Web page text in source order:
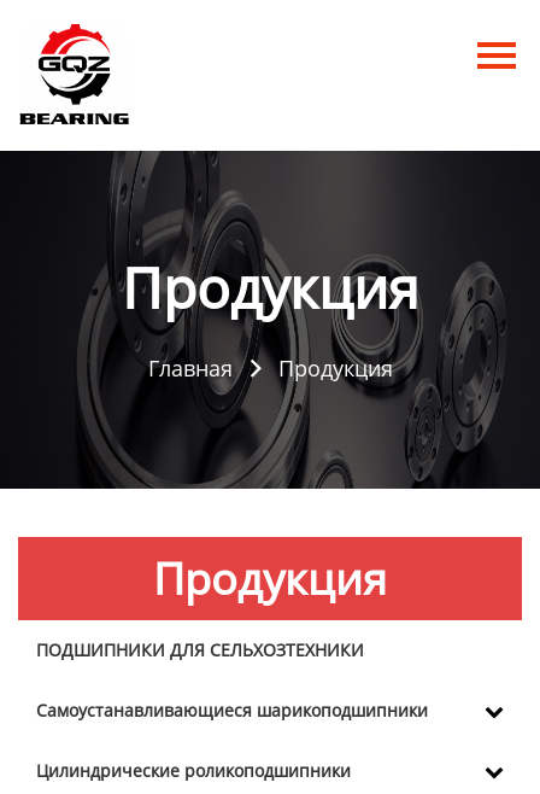
Главная
Продукция
Новости
Контакты Продукция
Главная  Продукция
Продукция
ПОДШИПНИКИ ДЛЯ СЕЛЬХОЗТЕХНИКИ
Самоустанавливающиеся шарикоподшипники
Цилиндрические роликоподшипники